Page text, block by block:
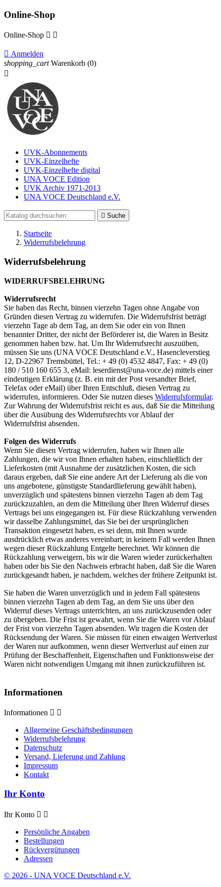
Online-Shop
Online-Shop  
 Anmelden
shopping_cart Warenkorb (0)

UVK-Abonnements
UVK-Einzelhefte
UVK-Einzelhefte digital
UNA VOCE Edition
UVK Archiv 1971-2013
UNA VOCE Deutschland e.V.
 Suche
Startseite
Widerrufsbelehrung
Widerrufsbelehrung
WIDERRUFSBELEHRUNG
Widerrufsrecht
Sie haben das Recht, binnen vierzehn Tagen ohne Angabe von
Gründen diesen Vertrag zu widerrufen. Die Widerrufsfrist beträgt
vierzehn Tage ab dem Tag, an dem Sie oder ein von Ihnen
benannter Dritter, der nicht der Beförderer ist, die Waren in Besitz
genommen haben bzw. hat. Um Ihr Widerrufsrecht auszuüben,
müssen Sie uns (UNA VOCE Deutschland e.V., Hasencleverstieg
12, D-22967 Tremsbüttel, Tel.: + 49 (0) 4532 4847, Fax: + 49 (0)
180 / 510 160 655 3, eMail: leserdienst@una-voce.de) mittels einer
eindeutigen Erklärung (z. B. ein mit der Post versandter Brief,
Telefax oder eMail) über Ihren Entschluß, diesen Vertrag zu
widerrufen, informieren. Oder Sie nutzen dieses Widerrufsformular.
Zur Wahrung der Widerrufsfrist reicht es aus, daß Sie die Mitteilung
über die Ausübung des Widerrufsrechts vor Ablauf der
Widerrufsfrist absenden.
Folgen des Widerrufs
Wenn Sie diesen Vertrag widerrufen, haben wir Ihnen alle
Zahlungen, die wir von Ihnen erhalten haben, einschließlich der
Lieferkosten (mit Ausnahme der zusätzlichen Kosten, die sich
daraus ergeben, daß Sie eine andere Art der Lieferung als die von
uns angebotene, günstigste Standardlieferung gewählt haben),
unverzüglich und spätestens binnen vierzehn Tagen ab dem Tag
zurückzuzahlen, an dem die Mitteilung über Ihren Widerruf dieses
Vertrags bei uns eingegangen ist. Für diese Rückzahlung verwenden
wir dasselbe Zahlungsmittel, das Sie bei der ursprünglichen
Transaktion eingesetzt haben, es sei denn, mit Ihnen wurde
ausdrücklich etwas anderes vereinbart; in keinem Fall werden Ihnen
wegen dieser Rückzahlung Entgelte berechnet. Wir können die
Rückzahlung verweigern, bis wir die Waren wieder zurückerhalten
haben oder bis Sie den Nachweis erbracht haben, daß Sie die Waren
zurückgesandt haben, je nachdem, welches der frühere Zeitpunkt ist.
Sie haben die Waren unverzüglich und in jedem Fall spätestens
binnen vierzehn Tagen ab dem Tag, an dem Sie uns über den
Widerruf dieses Vertrags unterrichten, an uns zurückzusenden oder
zu übergeben. Die Frist ist gewahrt, wenn Sie die Waren vor Ablauf
der Frist von vierzehn Tagen absenden. Wir tragen die Kosten der
Rücksendung der Waren. Sie müssen für einen etwaigen Wertverlust
der Waren nur aufkommen, wenn dieser Wertverlust auf einen zur
Prüfung der Beschaffenheit, Eigenschaften und Funktionsweise der
Waren nicht notwendigen Umgang mit ihnen zurückzuführen ist.
Informationen
Informationen  
Allgemeine Geschäftsbedingungen
Widerrufsbelehrung
Datenschutz
Versand, Lieferung und Zahlung
Impressum
Kontakt
Ihr Konto
Ihr Konto  
Persönliche Angaben
Bestellungen
Rückvergütungen
Adressen
© 2026 - UNA VOCE Deutschland e.V.